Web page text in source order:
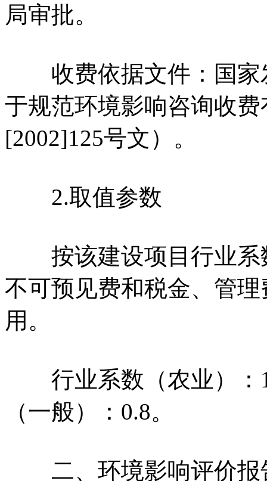
局审批。
收费依据文件：国家
于规范环境影响咨询收
[2002]125号文）。
2.取值参数
按该建设项目行业系
不可预见费和税金、管
用。
行业系数（农业）：
（一般）：0.8。
二、环境影响评价报